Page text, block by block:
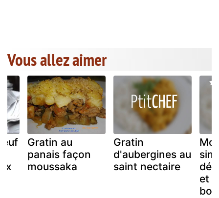
Vous allez aimer
Gratin au
panais façon
moussaka
Gratin
d'aubergines au
saint nectaire
et